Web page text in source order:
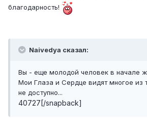
благодарность!
Naivedya сказал:
Вы - еще молодой человек в начале
Мои Глаза и Сердце видят многое из
не доступно...
40727[/snapback]